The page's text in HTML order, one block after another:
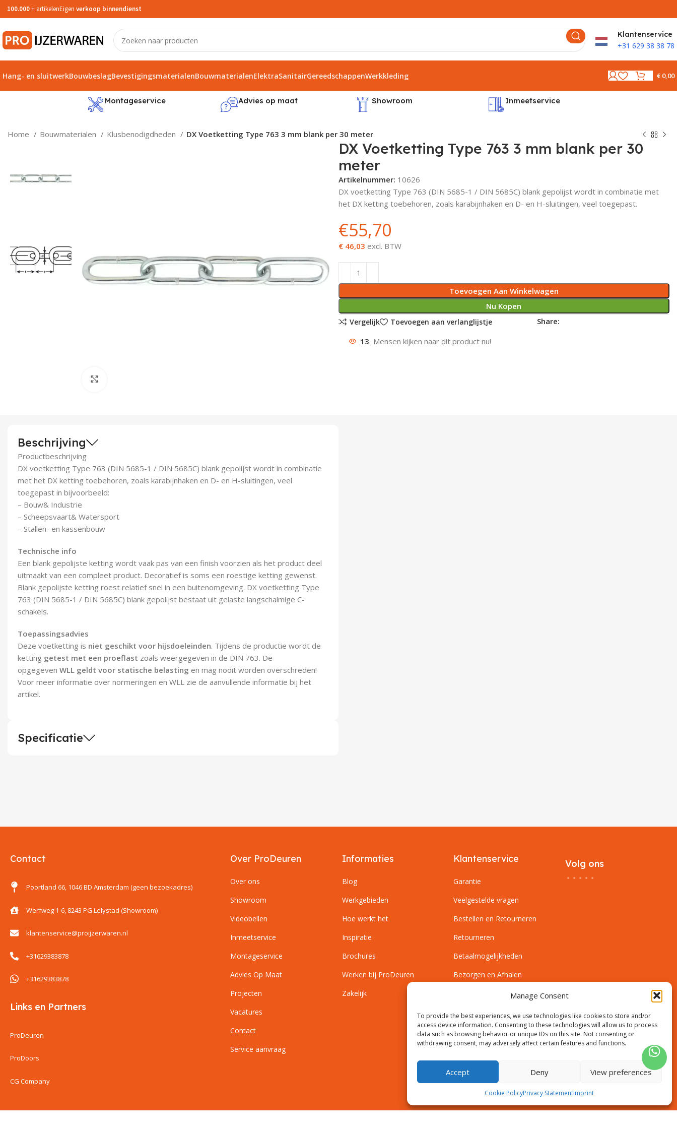
Manage Consent
To provide the best experiences, we use technologies like cookies to store and/or
access device information. Consenting to these technologies will allow us to process
data such as browsing behavior or unique IDs on this site. Not consenting or
withdrawing consent, may adversely affect certain features and functions.
Accept Deny View preferences
Cookie PolicyPrivacy StatementImprint
100.000+ artikelenEigen verkoop binnendienst
Klantenservice
+31 629 38 38 78
Hang- en sluitwerkBouwbeslagBevestigingsmaterialenBouwmaterialenElektraSanitairGereedschappenWerkkleding €0,00
Montageservice Advies op maat Showroom Inmeetservice
Home Bouwmaterialen Klusbenodigdheden DX Voetketting Type 763 3 mm blank per 30 meter
DX Voetketting Type 763 3 mm blank per 30
meter
Artikelnummer: 10626
DX voetketting Type 763 (DIN 5685-1 / DIN 5685C) blank gepolijst wordt in combinatie met
het DX ketting toebehoren, zoals karabijnhaken en D- en H-sluitingen, veel toegepast.
€55,70
€ 46,03 excl. BTW
Toevoegen Aan Winkelwagen
Nu Kopen
Vergelijk Toevoegen aan verlanglijstje Share:
13 Mensen kijken naar dit product nu!
Beschrijving
Productbeschrijving
DX voetketting Type 763 (DIN 5685-1 / DIN 5685C) blank gepolijst wordt in combinatie
met het DX ketting toebehoren, zoals karabijnhaken en D- en H-sluitingen, veel
toegepast in bijvoorbeeld:
– Bouw& Industrie
– Scheepsvaart& Watersport
– Stallen- en kassenbouw
Technische info
Een blank gepolijste ketting wordt vaak pas van een finish voorzien als het product deel
uitmaakt van een compleet product. Decoratief is soms een roestige ketting gewenst.
Blank gepolijste ketting roest relatief snel in een buitenomgeving. DX voetketting Type
763 (DIN 5685-1 / DIN 5685C) blank gepolijst bestaat uit gelaste langschalmige C-
schakels.
Toepassingsadvies
Deze voetketting is niet geschikt voor hijsdoeleinden. Tijdens de productie wordt de
ketting getest met een proeflast zoals weergegeven in de DIN 763. De
opgegeven WLL geldt voor statische belasting en mag nooit worden overschreden!
Voor meer informatie over normeringen en WLL zie de aanvullende informatie bij het
artikel.
Specificatie
Contact
Poortland 66, 1046 BD Amsterdam (geen bezoekadres)
Werfweg 1-6, 8243 PG Lelystad (Showroom)
klantenservice@proijzerwaren.nl
+31629383878
+31629383878
Links en Partners
ProDeuren
ProDoors
CG Company
Over ProDeuren
Over ons
Showroom
Videobellen
Inmeetservice
Montageservice
Advies Op Maat
Projecten
Vacatures
Contact
Service aanvraag
Informaties
Blog
Werkgebieden
Hoe werkt het
Inspiratie
Brochures
Werken bij ProDeuren
Zakelijk
Klantenservice
Garantie
Veelgestelde vragen
Bestellen en Retourneren
Retourneren
Betaalmogelijkheden
Bezorgen en Afhalen
Leveringsvoorwaarden
Montagevoorwaarden
Inmeetservice Voorwaarden
Volg ons